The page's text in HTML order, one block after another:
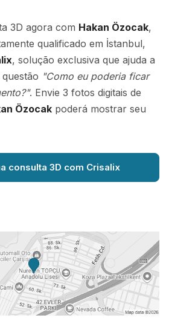
3D agora com Hakan Özocak,
qualificado em İstanbul,
, solução exclusiva que ajuda a
"Como eu poderia ficar
. Envie 3 fotos digitais de
Özocak poderá mostrar seu
consulta 3D com Crisalix